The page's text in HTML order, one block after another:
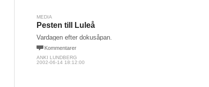
MEDIA
Pesten till Luleå
Vardagen efter dokusåpan.
Kommentarer
ANKI LUNDBERG
2002-06-14 18:12:00